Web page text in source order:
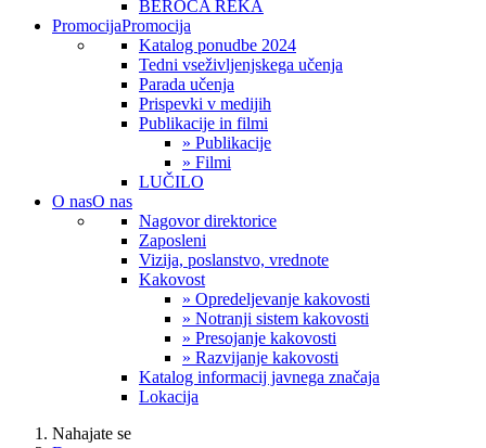
BEROČA REKA
PromocijaPromocija
Katalog ponudbe 2024
Tedni vseživljenjskega učenja
Parada učenja
Prispevki v medijih
Publikacije in filmi
» Publikacije
» Filmi
LUČILO
O nasO nas
Nagovor direktorice
Zaposleni
Vizija, poslanstvo, vrednote
Kakovost
» Opredeljevanje kakovosti
» Notranji sistem kakovosti
» Presojanje kakovosti
» Razvijanje kakovosti
Katalog informacij javnega značaja
Lokacija
Nahajate se